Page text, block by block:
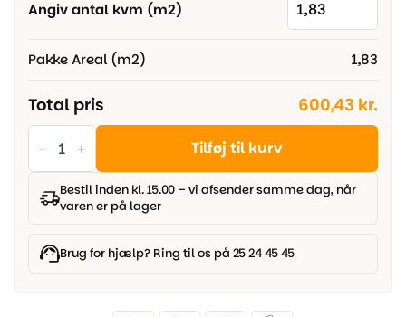
Angiv antal kvm (m2)
Pakke Areal (m2) 1,83
Total pris 600,43 kr.
Parador
vinyl
Classic
2030
Eg
Natural
træstruktur,
Planke
Tilføj til kurv
Bestil inden kl. 15.00 – vi afsender samme dag, når
varen er på lager
Brug for hjælp? Ring til os på 25 24 45 45